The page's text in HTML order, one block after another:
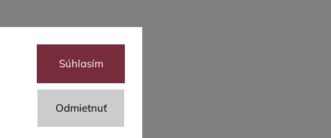
Odmietnuť
Súhlasím